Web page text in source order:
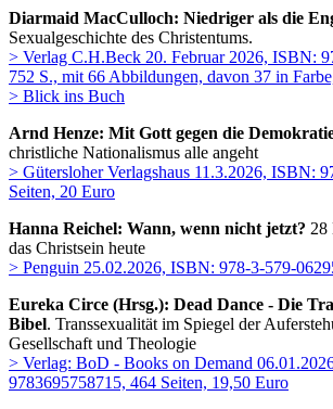
Diarmaid MacCulloch: Niedriger als die
Sexualgeschichte des Christentums.
> Verlag C.H.Beck 20. Februar 2026, ISBN:
752 S., mit 66 Abbildungen, davon 37 in
> Blick ins Buch
Arnd Henze: Mit Gott gegen die
christliche Nationalismus alle angeht
> Gütersloher Verlagshaus 11.3.2026, ISBN:
Seiten, 20 Euro
Hanna Reichel: Wann, wenn nicht jetzt? 28
das Christsein heute
> Penguin 25.02.2026, ISBN: 978-3-579-
Eureka Circe (Hrsg.): Dead Dance - Die
Bibel. Transsexualität im Spiegel der
Gesellschaft und Theologie
> Verlag: BoD - Books on Demand
9783695758715, 464 Seiten, 19,50 Euro